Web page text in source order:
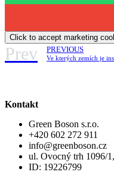
Click to accept marketing
Prev PREVIOUS
Kontakt
Green Boson s.r.o.
+420 602 272 911
info@greenboson.cz
ul. Ovocný trh 1096/
ID: 19226799